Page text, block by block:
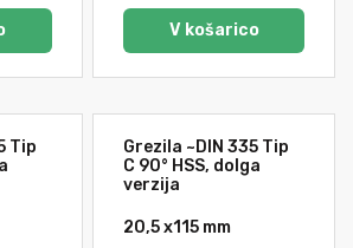
V košarico
Tip
Grezila ~DIN 335 Tip
C 90° HSS, dolga
verzija
20,5 x115 mm